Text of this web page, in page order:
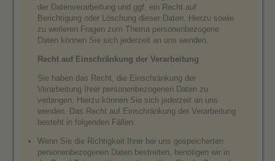
der Datenverarbeitung und ggf. ein Recht auf
Berichtigung oder Löschung dieser Daten. Hierzu sowie
zu weiteren Fragen zum Thema personenbezogene
Daten können Sie sich jederzeit an uns wenden.
Recht auf Einschränkung der Verarbeitung
Sie haben das Recht, die Einschränkung der
Verarbeitung Ihrer personenbezogenen Daten zu
verlangen. Hierzu können Sie sich jederzeit an uns
wenden. Das Recht auf Einschränkung der Verarbeitung
besteht in folgenden Fällen:
Wenn Sie die Richtigkeit Ihrer bei uns gespeicherten
personenbezogenen Daten bestreiten, benötigen wir in